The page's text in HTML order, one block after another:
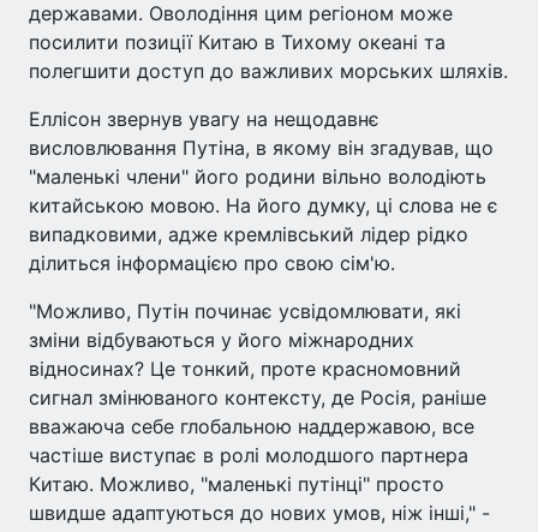
державами. Оволодіння цим регіоном може
посилити позиції Китаю в Тихому океані та
полегшити доступ до важливих морських шляхів.
Еллісон звернув увагу на нещодавнє
висловлювання Путіна, в якому він згадував, що
"маленькі члени" його родини вільно володіють
китайською мовою. На його думку, ці слова не є
випадковими, адже кремлівський лідер рідко
ділиться інформацією про свою сім'ю.
"Можливо, Путін починає усвідомлювати, які
зміни відбуваються у його міжнародних
відносинах? Це тонкий, проте красномовний
сигнал змінюваного контексту, де Росія, раніше
вважаюча себе глобальною наддержавою, все
частіше виступає в ролі молодшого партнера
Китаю. Можливо, "маленькі путінці" просто
швидше адаптуються до нових умов, ніж інші," -